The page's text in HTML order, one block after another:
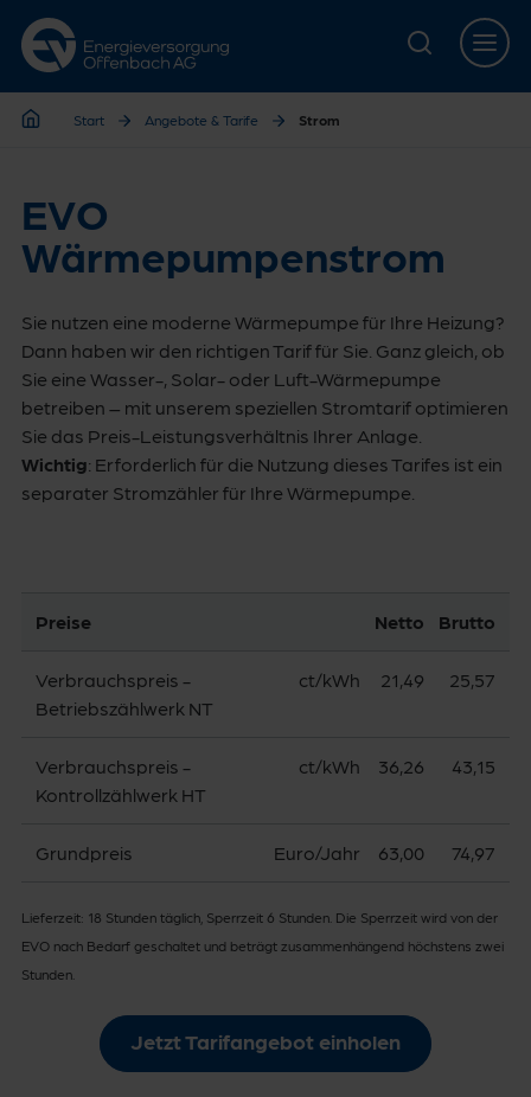
Zur Hauptnavigation springen
Zur Servicelasche springen
Zum Hauptinhalt springen
Zur Footernavigation springen
Start Angebote & Tarife Strom
EVO
Wärmepumpenstrom
Sie nutzen eine moderne Wärmepumpe für Ihre Heizung?
Dann haben wir den richtigen Tarif für Sie. Ganz gleich, ob
Sie eine Wasser-, Solar- oder Luft-Wärmepumpe
betreiben – mit unserem speziellen Stromtarif optimieren
Sie das Preis-Leistungsverhältnis Ihrer Anlage.
Wichtig: Erforderlich für die Nutzung dieses Tarifes ist ein
separater Stromzähler für Ihre Wärmepumpe.
Preise Netto Brutto
Verbrauchspreis -
Betriebszählwerk NT
ct/kWh 21,49 25,57
Verbrauchspreis -
Kontrollzählwerk HT
ct/kWh 36,26 43,15
Grundpreis Euro/Jahr 63,00 74,97
Lieferzeit: 18 Stunden täglich, Sperrzeit 6 Stunden. Die Sperrzeit wird von der
EVO nach Bedarf geschaltet und beträgt zusammenhängend höchstens zwei
Stunden.
Jetzt Tarifangebot einholen